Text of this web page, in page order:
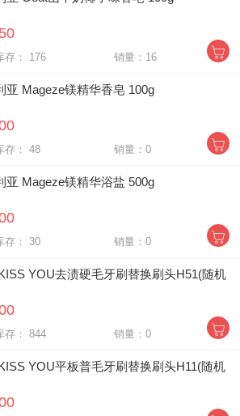
库存： 176 销量：16
亚 Mageze镁精华香皂 100g
库存： 48 销量：0
亚 Mageze镁精华浴盐 500g
库存： 30 销量：0
YOU去渍硬毛牙刷替换刷头H51(随机
库存： 844 销量：0
YOU平板普毛牙刷替换刷头H11(随机